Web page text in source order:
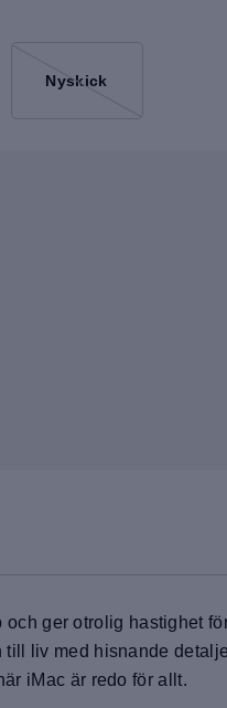
Nyskick
ger otrolig hastighet
liv med hisnande
iMac är redo för allt.